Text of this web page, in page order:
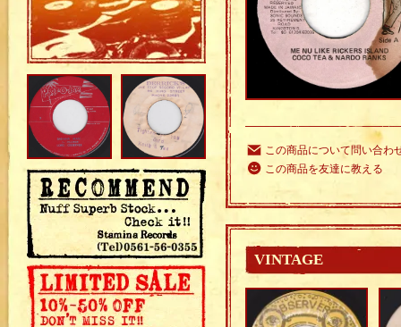
この商品について問い合わ
この商品を友達に教える
VINTAGE